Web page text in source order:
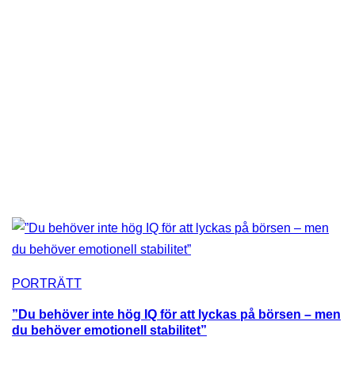
PORTRÄTT
”Du behöver inte hög IQ för att lyckas på börsen – men
du behöver emotionell stabilitet”